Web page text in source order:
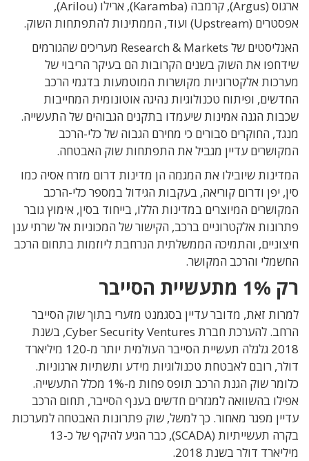
ארגוס (Argus), קרמבה (Karamba), ארילו (Arilou),
אפסטרים (Upstream) ועוד, הממתינות להתפתחות השוק.
האנליסטים של Research & Markets מעריכים שהגורמים
שידחפו את השוק בשנים הקרובות הם בעיקר הריבוי של
מערכות אלקטרוניות מקושרות המוטמעות בדגמי הרכב
החדשים, ופיתוח טכנולוגיות נהיגה אוטונומית המחייבות
שכבות הגנה אמינות שיעמדו בתקנים הגבוהים של התעשייה.
מנגד, החוקרים סבורים כי מחירם הגבוה של כלי-הרכב
המקושרים עדיין מגביל את התפתחות שוק האבטחה.
המדינות שיובילו את המגמה הן מדינות דרום מזרח אסיה כמו
סין, יפן ודרום קוריאה, בעקבות הגידול במספר כלי-הרכב
המקושרים המיוצרים במדינות הללו, בייחוד בסין, אימוץ גובר
פתרונות אלקטרוניים ברכב, הקישור של המכוניות אל שרתי ענן
חיצוניים, והתמיכה הממשלתית הנרחבת ליוזמות בתחום הרכב
החשמלי והרכב המקושר.
רק 1% מתעשיית הסייבר
למרות זאת, מדובר עדיין בסגמנט מזערי בתוך שוק הסייבר
הרחב. להערכת חברת Cyber Security Ventures, בשנת
2018 גלגלה תעשיית הסייבר העולמית יותר מ-120 מיליארד
דולר, רובם לאבטחת טכנולוגיות מידע ותשתיות ארגוניות.
כלומר שוק הגנת הרכב תופס פחות מ-1% מכלל התעשייה.
אפילו בהשוואה למגזרים חדשים בענף הסייבר, תחום הרכב
עדיין מפגר מאחור. כך למשל, שוק פתרונות האבטחה למערכות
בקרה תעשייתיות (SCADA), כבר הגיע להיקף של כ-13
מיליארד דולר בשנת 2018.